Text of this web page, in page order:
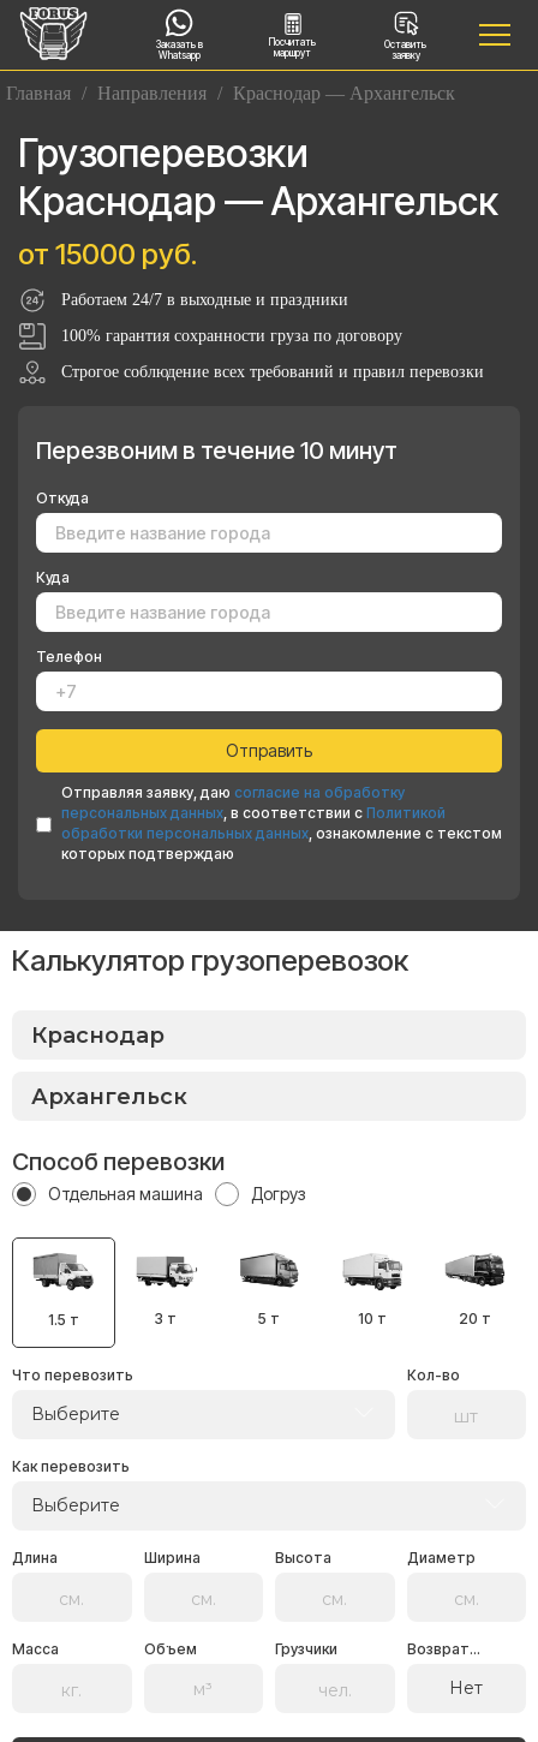
Заказать в
Whatsapp
Посчитать
маршрут
Оставить
заявку
Главная / Направления / Краснодар — Архангельск
Грузоперевозки
Краснодар — Архангельск
от 15000 руб.
Работаем 24/7 в выходные и праздники
100% гарантия сохранности груза по договору
Строгое соблюдение всех требований и правил перевозки
Перезвоним в течение 10 минут
Откуда
Куда
Телефон
Отправляя заявку, даю согласие на обработку
персональных данных, в соответствии с Политикой
обработки персональных данных, ознакомление с текстом
которых подтверждаю
Калькулятор грузоперевозок
Способ перевозки
Отдельная машина Догруз
1.5 т 3 т 5 т 10 т 20 т
Что перевозить
Выберите
Кол-во
Как перевозить
Выберите
Длина Ширина Высота Диаметр
Масса Объем Грузчики Возврат...
Нет